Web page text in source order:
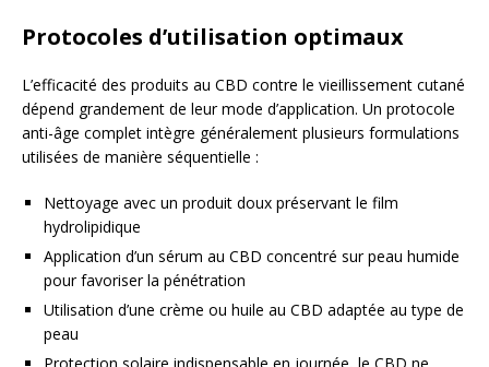
Protocoles d’utilisation optimaux
L’efficacité des produits au CBD contre le vieillissement cutané
dépend grandement de leur mode d’application. Un protocole
anti-âge complet intègre généralement plusieurs formulations
utilisées de manière séquentielle :
Nettoyage avec un produit doux préservant le film
hydrolipidique
Application d’un sérum au CBD concentré sur peau humide
pour favoriser la pénétration
Utilisation d’une crème ou huile au CBD adaptée au type de
peau